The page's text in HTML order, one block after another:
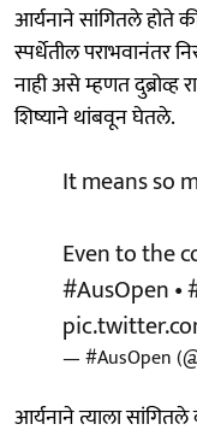
आर्यनाने सांगितले होते
स्पर्धेतील पराभवानंतर
नाही असे म्हणत दुब्रोव्ह
शिष्याने थांबवून घेतले.
It means so
Even to the
#AusOpen•
— #AusOpen
आर्यनाने त्याला